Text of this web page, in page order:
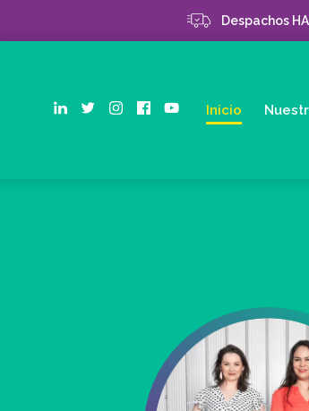
Despachos
Inicio